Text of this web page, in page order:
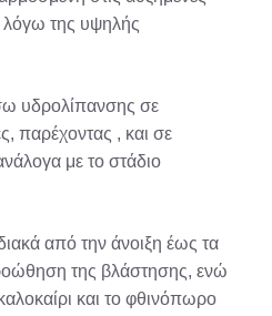
λόγω της υψηλής
υδρολίπανσης σε
παρέχοντας , και σε
με το στάδιο
από την άνοιξη έως τα
της βλάστησης, ενώ
και το φθινόπωρο